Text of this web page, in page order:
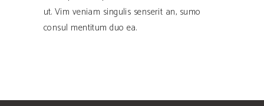
ut. Vim veniam singulis senserit an, sumo
consul mentitum duo ea.